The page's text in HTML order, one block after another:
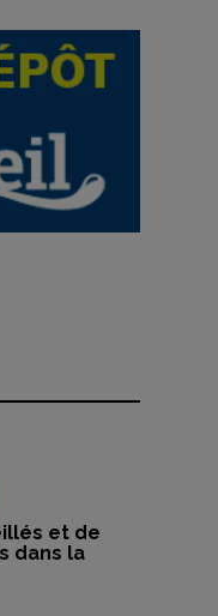
et de
dans la